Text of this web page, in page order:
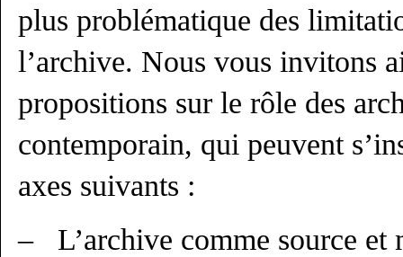
plus problématique des
l’archive. Nous vous invitons
propositions sur le rôle des
contemporain, qui peuvent
axes suivants :
– L’archive comme source et